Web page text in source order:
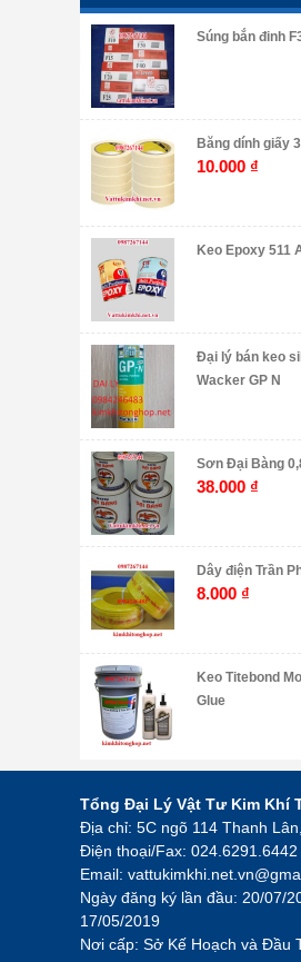
Súng bắn đinh
Băng dính giấy
10.000 ₫
Keo Epoxy 511
Đại lý bán keo
Wacker GP N
Sơn Đại Bàng
38.000 ₫
Dây điện Trần
8.000 ₫
Keo Titebond
Glue
Tổng Đại Lý Vật Tư Kim Khí
Địa chỉ: 5C ngõ 114 Thanh
Điện thoại/Fax:
Email:
Ngày đăng ký lần đầu: 20/07/
17/05/2019
Nơi cấp: Sở Kế Hoạch và Đầu